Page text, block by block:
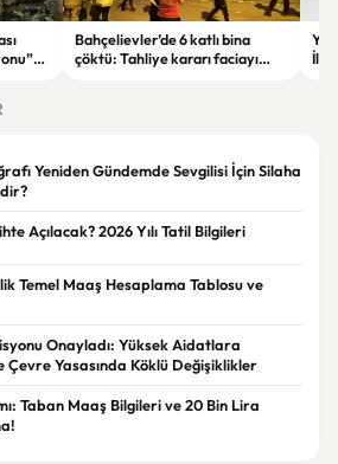
Bahçelievler’de 6 katlı bina
çöktü: Tahliye kararı faciayı
Yeniden Gündemde Sevgilisi İçin Silaha
Açılacak? 2026 Yılı Tatil Bilgileri
Temel Maaş Hesaplama Tablosu ve
Onayladı: Yüksek Aidatlara
Çevre Yasasında Köklü Değişiklikler
Taban Maaş Bilgileri ve 20 Bin Lira